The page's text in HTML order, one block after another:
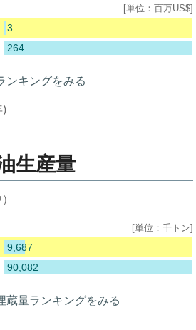
[単位：百万US$]
3
264
ンキングをみる
)
生産量
[単位：千トン]
9,687
90,082
蔵量ランキングをみる